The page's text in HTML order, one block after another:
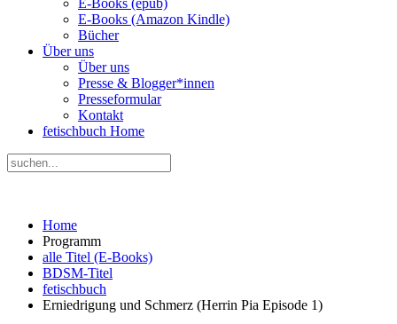
E-Books (epub)
E-Books (Amazon Kindle)
Bücher
Über uns
Über uns
Presse & Blogger*innen
Presseformular
Kontakt
fetischbuch Home
Home
Programm
alle Titel (E-Books)
BDSM-Titel
fetischbuch
Erniedrigung und Schmerz (Herrin Pia Episode 1)